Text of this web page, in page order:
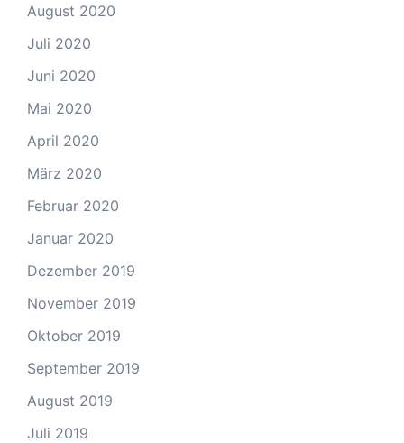
August 2020
Juli 2020
Juni 2020
Mai 2020
April 2020
März 2020
Februar 2020
Januar 2020
Dezember 2019
November 2019
Oktober 2019
September 2019
August 2019
Juli 2019